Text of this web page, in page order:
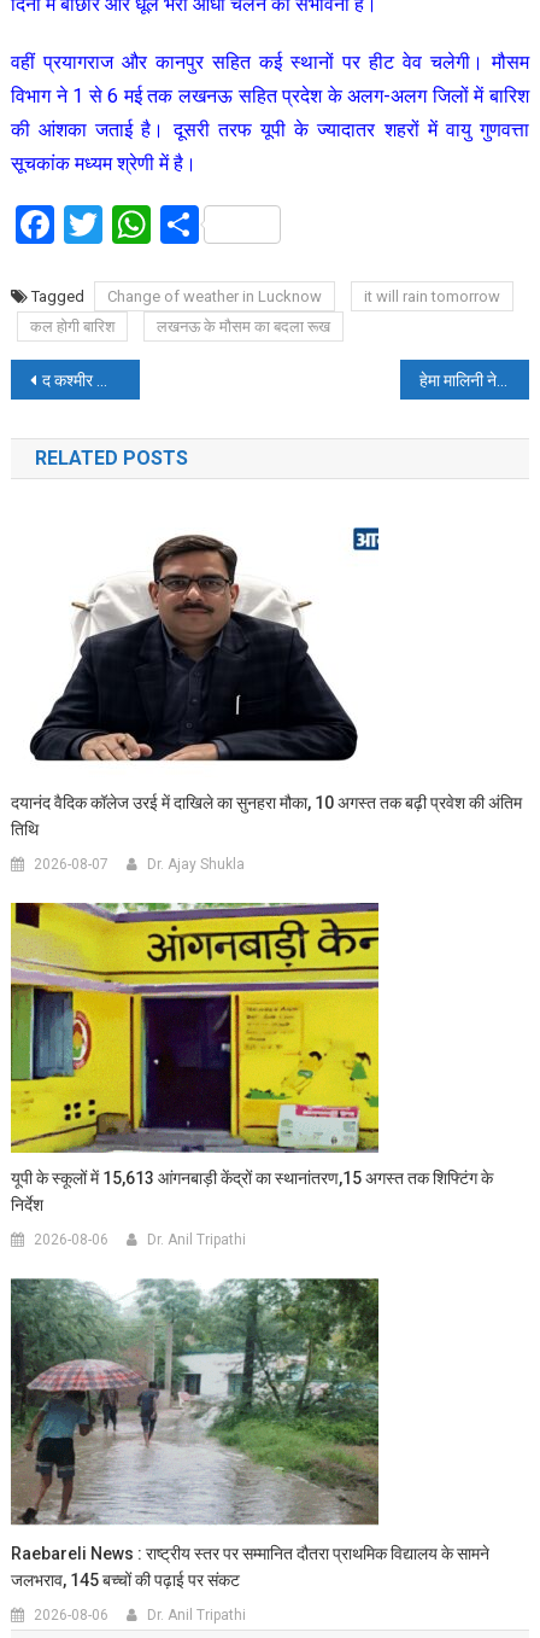
वहीं प्रयागराज और कानपुर सहित कई स्थानों पर हीट वेव चलेगी। मौसम
विभाग ने 1 से 6 मई तक लखनऊ सहित प्रदेश के अलग-अलग जिलों में बारिश
की आंशका जताई है। दूसरी तरफ यूपी के ज्यादातर शहरों में वायु गुणवत्ता
सूचकांक मध्यम श्रेणी में है।
Facebook
Twitter
WhatsApp
Share
Tagged Change of weather in Lucknow
it will rain tomorrow
कल होगी बारिश
लखनऊ के मौसम का बदला रूख
Post
navigation
द कश्मीर फाइल्स:विवेक अग्निहोत्री ने फिल्म को काल्पनिक कहने के लिए विकिपीडिया को लगाई फटकार हेमा मालिनी ने फोटो शेयर कर पति धर्मेंद्र को विश की एनिवर्सरी, बोलीं-मैं बहुत खुशनसीब हूं
RELATED POSTS
दयानंद वैदिक कॉलेज उरई में दाखिले का सुनहरा मौका, 10 अगस्त तक बढ़ी प्रवेश की अंतिम
तिथि
2026-08-07 Dr. Ajay Shukla
यूपी के स्कूलों में 15,613 आंगनबाड़ी केंद्रों का स्थानांतरण,15 अगस्त तक शिफ्टिंग के
निर्देश
2026-08-06 Dr. Anil Tripathi
Raebareli News : राष्ट्रीय स्तर पर सम्मानित दौतरा प्राथमिक विद्यालय के सामने
जलभराव, 145 बच्चों की पढ़ाई पर संकट
2026-08-06 Dr. Anil Tripathi